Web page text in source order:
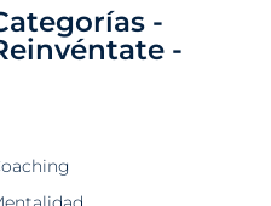
-
-